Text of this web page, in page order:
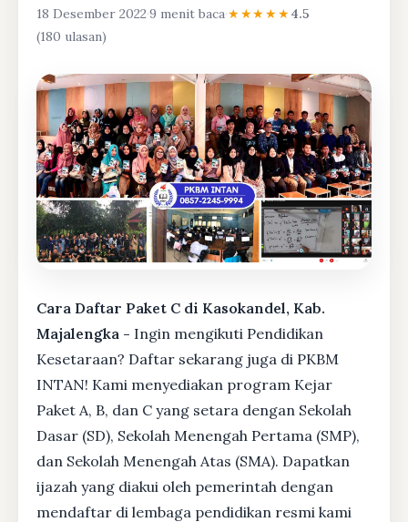
18 Desember 2022·9 menit baca·★★★★★4.5
(180 ulasan)
Cara Daftar Paket C di Kasokandel, Kab.
Majalengka - Ingin mengikuti Pendidikan
Kesetaraan? Daftar sekarang juga di PKBM
INTAN! Kami menyediakan program Kejar
Paket A, B, dan C yang setara dengan Sekolah
Dasar (SD), Sekolah Menengah Pertama (SMP),
dan Sekolah Menengah Atas (SMA). Dapatkan
ijazah yang diakui oleh pemerintah dengan
mendaftar di lembaga pendidikan resmi kami